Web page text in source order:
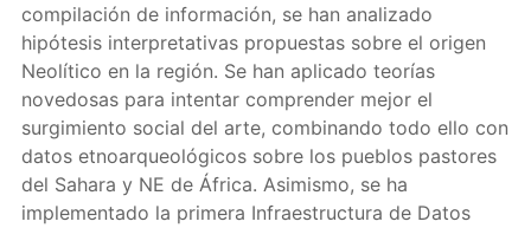
compilación de información, se han analizado
hipótesis interpretativas propuestas sobre el origen
Neolítico en la región. Se han aplicado teorías
novedosas para intentar comprender mejor el
surgimiento social del arte, combinando todo ello con
datos etnoarqueológicos sobre los pueblos pastores
del Sahara y NE de África. Asimismo, se ha
implementado la primera Infraestructura de Datos